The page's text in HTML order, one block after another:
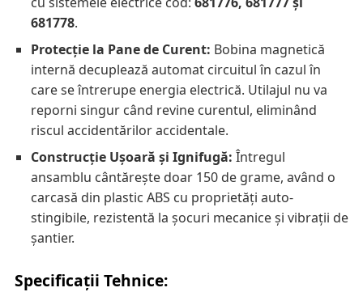
681778.
Protecție la Pane de Curent: Bobina magnetică
internă decuplează automat circuitul în cazul în
care se întrerupe energia electrică. Utilajul nu va
reporni singur când revine curentul, eliminând
riscul accidentărilor accidentale.
Construcție Ușoară și Ignifugă: Întregul
ansamblu cântărește doar 150 de grame, având o
carcasă din plastic ABS cu proprietăți auto-
stingibile, rezistentă la șocuri mecanice și vibrații de
șantier.
Specificații Tehnice: